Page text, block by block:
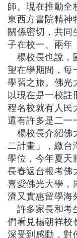
師。現在推動全
東西方書院精神
關係密切，共同
子在校一、兩年
楊校長也說，
望在學期間，每
學習之旅。佛光
以現在是一校註
程名校就有人民
還有許多是二一
楊校長介紹佛
二計畫 」
，繳
學位，今年夏天
長春返台報考佛
喜愛佛光大學，
濟又實惠留學海
許多家長和考
們看見楊朝祥校
深受到感動，對